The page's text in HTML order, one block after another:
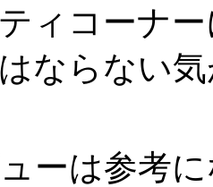
ィコーナ
ならない
ーは参考